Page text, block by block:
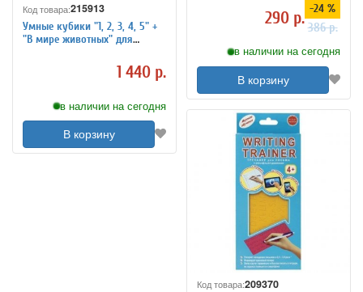
Код товара:215913
Умные кубики "1, 2, 3, 4, 5" +
"В мире животных" для
математике GlobusOff1 440 р.
в наличии на сегодня
В корзину
290 р. -24 %
386 р.
в наличии на сегодня
В корзину
Код товара:209370